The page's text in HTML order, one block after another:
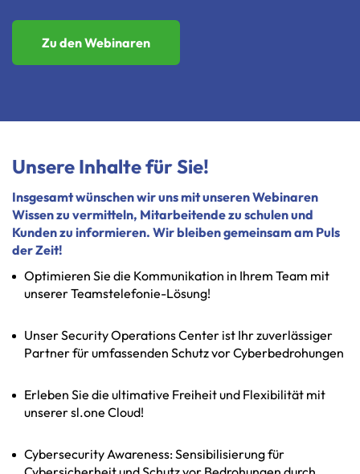
Zu den Webinaren
Unsere Inhalte für Sie!
Insgesamt wünschen wir uns mit unseren Webinaren
Wissen zu vermitteln, Mitarbeitende zu schulen und
Kunden zu informieren. Wir bleiben gemeinsam am Puls
der Zeit!
Optimieren Sie die Kommunikation in Ihrem Team mit
unserer Teamstelefonie-Lösung!
Unser Security Operations Center ist Ihr zuverlässiger
Partner für umfassenden Schutz vor Cyberbedrohungen
Erleben Sie die ultimative Freiheit und Flexibilität mit
unserer sl.one Cloud!
Cybersecurity Awareness: Sensibilisierung für